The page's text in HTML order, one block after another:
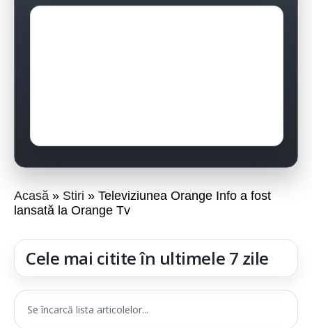
Acasă Stiri
Televiziunea Orange Info a fost
lansată la Orange Tv
Cele mai citite în ultimele 7 zile
Se încarcă lista articolelor...